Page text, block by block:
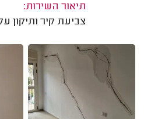
תיאור השירות:
צביעת קיר ותיקון